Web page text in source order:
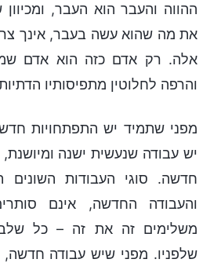
ההווה והעבר הוא העבר,
את מה שהוא עשה בעבר, אינך
אלה. רק אדם כזה הוא אדם
והרפה לחלוטין מתפיסותיו
מפני שתמיד יש התפתחויות
יש עבודה שנעשית ישנה
חדשה. סוגי העבודות השונים
והעבודה החדשה, אינם
משלימים זה את זה – כל
שלפניו. מפני שיש עבודה